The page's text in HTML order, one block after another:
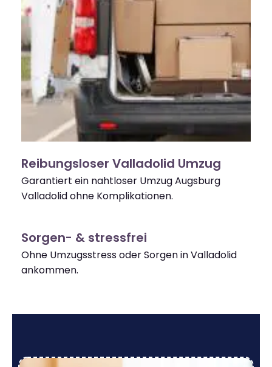
Reibungsloser Valladolid Umzug
Garantiert ein nahtloser Umzug Augsburg
Valladolid ohne Komplikationen.
Sorgen- & stressfrei
Ohne Umzugsstress oder Sorgen in Valladolid
ankommen.